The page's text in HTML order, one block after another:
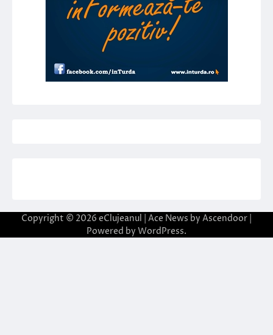
Copyright © 2026 eClujeanul | Ace News by Ascendoor
Powered by WordPress.